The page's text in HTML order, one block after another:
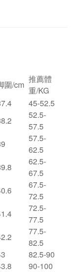
圍/cm
推薦體
重/KG
45-52.5
52.5-
57.5
57.5-
62.5
62.5-
67.5
67.5-
72.5
72.5-
77.5
77.5-
82.5
82.5-90
90-100